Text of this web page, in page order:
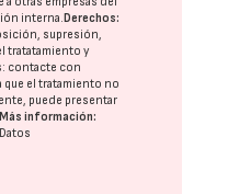
interna.Derechos:
supresión,
tratatamiento y
contacte con
que el tratamiento no
puede presentar
Más información: